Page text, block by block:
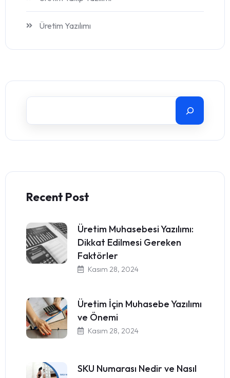
Üretim Yazılımı
Recent Post
Üretim Muhasebesi Yazılımı:
Dikkat Edilmesi Gereken
Faktörler
Kasım 28, 2024
Üretim İçin Muhasebe Yazılımı
ve Önemi
Kasım 28, 2024
SKU Numarası Nedir ve Nasıl